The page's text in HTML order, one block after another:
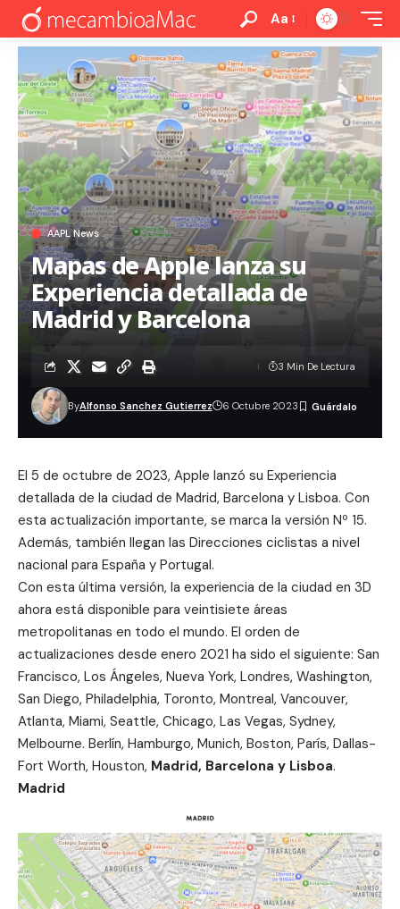
Aa
AAPL News
Mapas de Apple lanza su
Experiencia detallada de
Madrid y Barcelona
ByAlfonso Sanchez Gutierrez 6 Octubre 2023
3 Min De Lectura
El 5 de octubre de 2023, Apple lanzó su Experiencia
detallada de la ciudad de Madrid, Barcelona y Lisboa. Con
esta actualización importante, se marca la versión Nº 15.
Además, también llegan las Direcciones ciclistas a nivel
nacional para España y Portugal.
Con esta última versión, la experiencia de la ciudad en 3D
ahora está disponible para veintisiete áreas
metropolitanas en todo el mundo. El orden de
actualizaciones desde enero 2021 ha sido el siguiente: San
Francisco, Los Ángeles, Nueva York, Londres, Washington,
San Diego, Philadelphia, Toronto, Montreal, Vancouver,
Atlanta, Miami, Seattle, Chicago, Las Vegas, Sydney,
Melbourne. Berlín, Hamburgo, Munich, Boston, París, Dallas-
Fort Worth, Houston, Madrid, Barcelona y Lisboa.
Madrid